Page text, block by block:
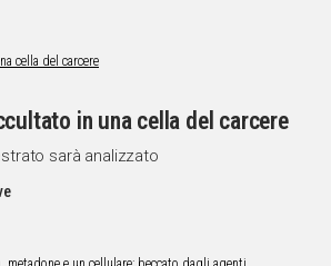
in una cella del carcere
sarà analizzato